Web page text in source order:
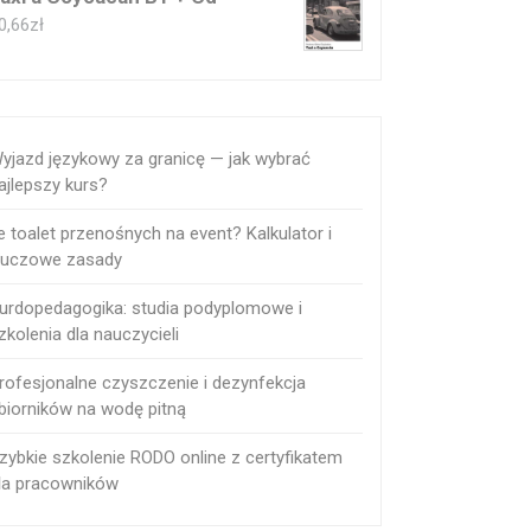
zł
językowy za granicę — jak wybrać
kurs?
toalet przenośnych na event? Kalkulator i
zasady
studia podyplomowe i
dla nauczycieli
czyszczenie i dezynfekcja
na wodę pitną
szkolenie RODO online z certyfikatem
pracowników